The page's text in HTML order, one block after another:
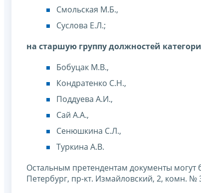
Смольская М.Б.,
Суслова Е.Л.;
на старшую группу должностей
Бобуцак М.В.,
Кондратенко С.Н.,
Поддуева А.И.,
Сай А.А.,
Сенюшкина С.Л.,
Туркина А.В.
Остальным претендентам документы
Петербург, пр-кт. Измайловский, 2, комн. №